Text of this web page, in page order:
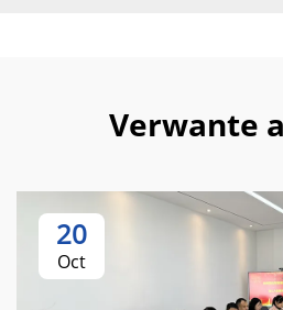
Verwante
20
Oct